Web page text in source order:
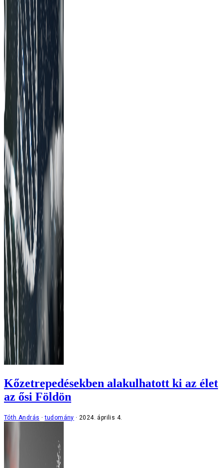
Kőzetrepedésekben alakulhatott ki az élet
az ősi Földön
Tóth András tudomány 2024. április 4.